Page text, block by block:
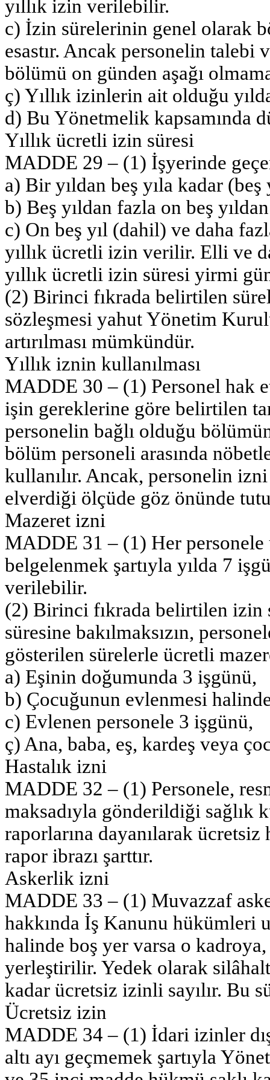
yıllık izin verilebilir.
c) İzin sürelerinin genel olarak
esastır. Ancak personelin
bölümü on günden aşağı
ç) Yıllık izinlerin ait olduğu
d) Bu Yönetmelik kapsamında
Yıllık ücretli izin süresi
MADDE 29 – (1) İşyerinde
a) Bir yıldan beş yıla kadar
b) Beş yıldan fazla on beş
c) On beş yıl (dahil) ve daha
yıllık ücretli izin verilir. Elli ve
yıllık ücretli izin süresi yirmi
(2) Birinci fıkrada belirtilen
sözleşmesi yahut Yönetim
artırılması mümkündür.
Yıllık iznin kullanılması
MADDE 30 – (1) Personel hak
işin gereklerine göre belirtilen
personelin bağlı olduğu
bölüm personeli arasında
kullanılır. Ancak, personelin
elverdiği ölçüde göz önünde
Mazeret izni
MADDE 31 – (1) Her personele
belgelenmek şartıyla yılda 7
verilebilir.
(2) Birinci fıkrada belirtilen izin
süresine bakılmaksızın,
gösterilen sürelerle ücretli
a) Eşinin doğumunda 3 işgünü,
b) Çocuğunun evlenmesi
c) Evlenen personele 3 işgünü,
ç) Ana, baba, eş, kardeş veya
Hastalık izni
MADDE 32 – (1) Personele,
maksadıyla gönderildiği sağlık
raporlarına dayanılarak
rapor ibrazı şarttır.
Askerlik izni
MADDE 33 – (1) Muvazzaf
hakkında İş Kanunu hükümleri
halinde boş yer varsa o
yerleştirilir. Yedek olarak
kadar ücretsiz izinli sayılır. Bu
Ücretsiz izin
MADDE 34 – (1) İdari izinler
altı ayı geçmemek şartıyla